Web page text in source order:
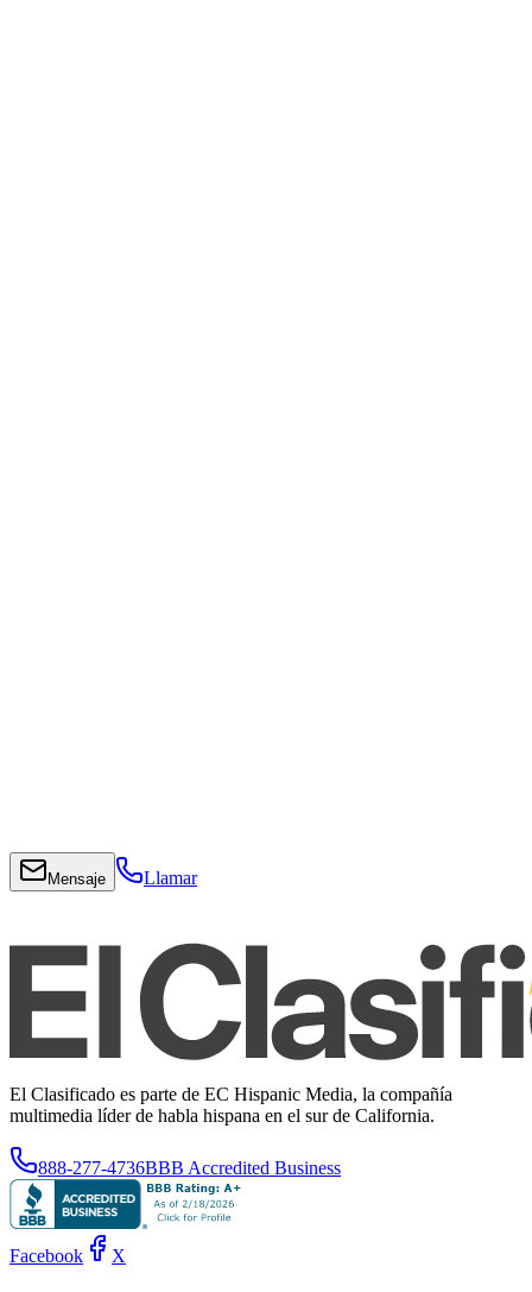
Mensaje Llamar
El Clasificado es parte de EC Hispanic Media, la compañía
multimedia líder de habla hispana en el sur de California.
888-277-4736BBB Accredited Business
Facebook X